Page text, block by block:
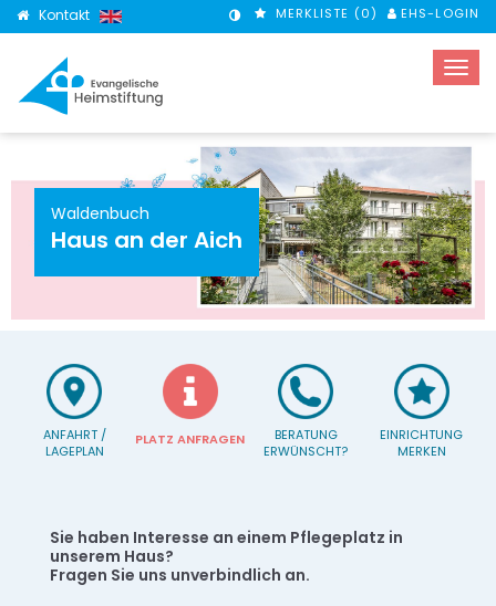
Kontakt
KONTRASTMODUS
MERKLISTE (0) EHS-LOGIN
Waldenbuch
Haus an der Aich
ANFAHRT /
LAGEPLAN
PLATZ ANFRAGEN
BERATUNG
ERWÜNSCHT?
EINRICHTUNG
MERKEN
Sie haben Interesse an einem Pflegeplatz in
unserem Haus?
Fragen Sie uns unverbindlich an.